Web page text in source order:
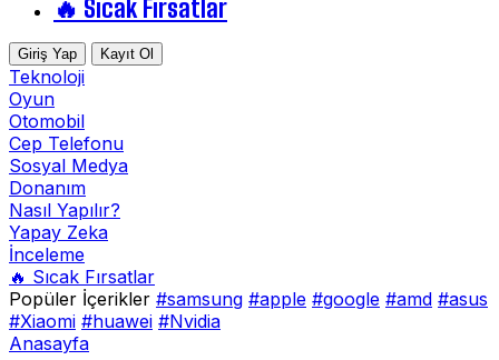
🔥 Sıcak Fırsatlar
Giriş Yap Kayıt Ol
Teknoloji
Oyun
Otomobil
Cep Telefonu
Sosyal Medya
Donanım
Nasıl Yapılır?
Yapay Zeka
İnceleme
🔥 Sıcak Fırsatlar
Popüler İçerikler #samsung #apple #google #amd #asus
#Xiaomi #huawei #Nvidia
Anasayfa